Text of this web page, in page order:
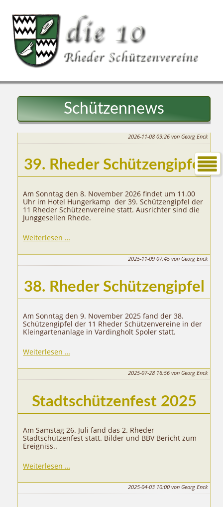
Schützennews
2026-11-08 09:26 von Georg Enck
39. Rheder Schützengipfel
Am Sonntag den 8. November 2026 findet um 11.00
Uhr im Hotel Hungerkamp der 39. Schützengipfel der
11 Rheder Schützenvereine statt. Ausrichter sind die
Junggesellen Rhede.
Weiterlesen …
Schützengipfel
2025-11-09 07:45 von Georg Enck
38. Rheder Schützengipfel
Am Sonntag den 9. November 2025 fand der 38.
Schützengipfel der 11 Rheder Schützenvereine in der
Kleingartenanlage in Vardingholt Spoler statt.
Weiterlesen …
Schützengipfel
2025-07-28 16:56 von Georg Enck
Stadtschützenfest 2025
Am Samstag 26. Juli fand das 2. Rheder
Stadtschützenfest statt. Bilder und BBV Bericht zum
Ereigniss..
Weiterlesen …
2025-04-03 10:00 von Georg Enck